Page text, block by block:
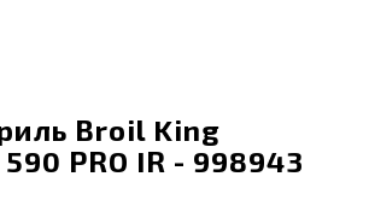
Broil King
PRO IR - 998943